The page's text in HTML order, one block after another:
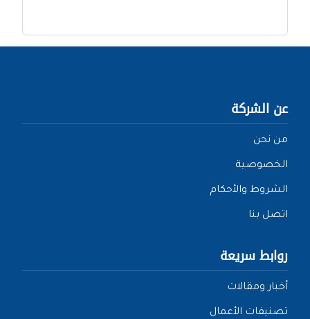
عن الشركة
من نحن
الخصوصية
الشروط والأحكام
اتصل بنا
روابط سريعة
أخبار ومقالات
تصنيفات الأعمال